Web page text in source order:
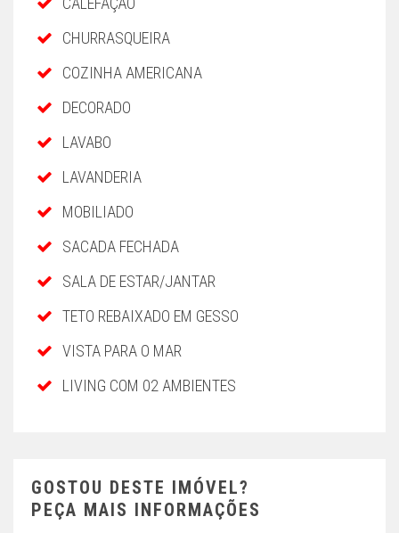
CHURRASQUEIRA
COZINHA AMERICANA
DECORADO
LAVABO
LAVANDERIA
MOBILIADO
SACADA FECHADA
SALA DE ESTAR/JANTAR
TETO REBAIXADO EM GESSO
VISTA PARA O MAR
LIVING COM 02 AMBIENTES
GOSTOU DESTE IMÓVEL?
PEÇA MAIS INFORMAÇÕES